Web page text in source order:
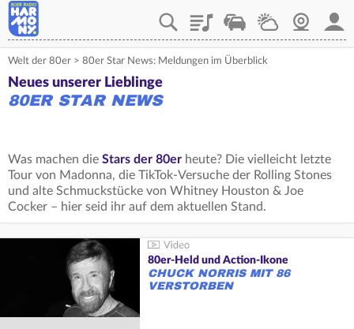
PlaylistVerkehrWetterWebcam
Welt der 80er > 80er Star News: Meldungen im Überblick
Neues unserer Lieblinge
80ER STAR NEWS
Was machen die Stars der 80er heute? Die vielleicht letzte
Tour von Madonna, die TikTok-Versuche der Rolling Stones
und alte Schmuckstücke von Whitney Houston & Joe
Cocker – hier seid ihr auf dem aktuellen Stand.
80er-Held und Action-Ikone
CHUCK NORRIS MIT 86
VERSTORBEN